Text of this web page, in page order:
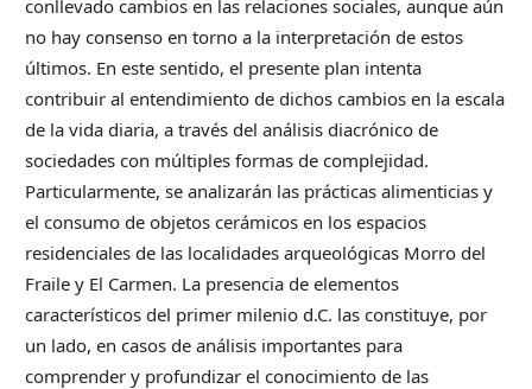
conllevado cambios en las relaciones sociales, aunque aún
no hay consenso en torno a la interpretación de estos
últimos. En este sentido, el presente plan intenta
contribuir al entendimiento de dichos cambios en la escala
de la vida diaria, a través del análisis diacrónico de
sociedades con múltiples formas de complejidad.
Particularmente, se analizarán las prácticas alimenticias y
el consumo de objetos cerámicos en los espacios
residenciales de las localidades arqueológicas Morro del
Fraile y El Carmen. La presencia de elementos
característicos del primer milenio d.C. las constituye, por
un lado, en casos de análisis importantes para
comprender y profundizar el conocimiento de las